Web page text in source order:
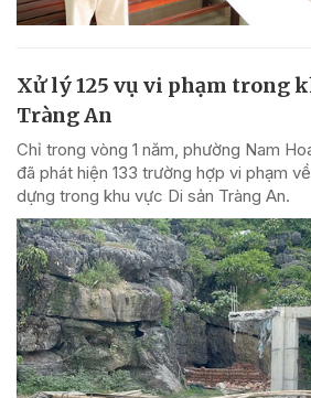
Xử lý 125 vụ vi phạm trong
Tràng An
Chỉ trong vòng 1 năm, phường Nam
đã phát hiện 133 trường hợp vi phạm
dựng trong khu vực Di sản Tràng An.